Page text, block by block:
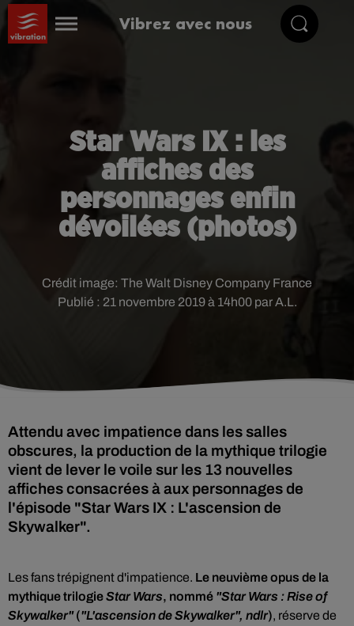
Vibrez avec nous
Star Wars IX : les
affiches des
personnages enfin
dévoilées (photos)
Publié : 21 novembre 2019 à 14h00 par A.L.
Crédit image: The Walt Disney Company France
Attendu avec impatience dans les salles
obscures, la production de la mythique trilogie
vient de lever le voile sur les 13 nouvelles
affiches consacrées à aux personnages de
l'épisode "Star Wars IX : L'ascension de
Skywalker".
Les fans trépignent d'impatience. Le neuvième opus de la
mythique trilogieStar Wars, nommé "Star Wars : Rise of
Skywalker"("L'ascension de Skywalker", ndlr), réserve de